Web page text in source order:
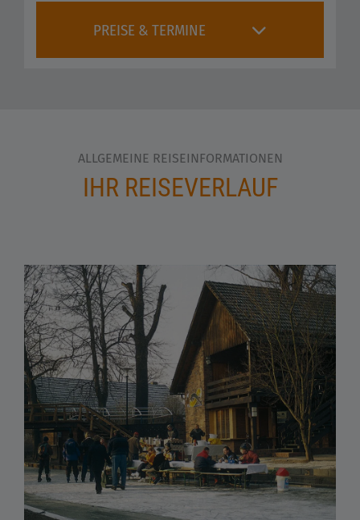
PREISE & TERMINE
ALLGEMEINE REISEINFORMATIONEN
IHR REISEVERLAUF